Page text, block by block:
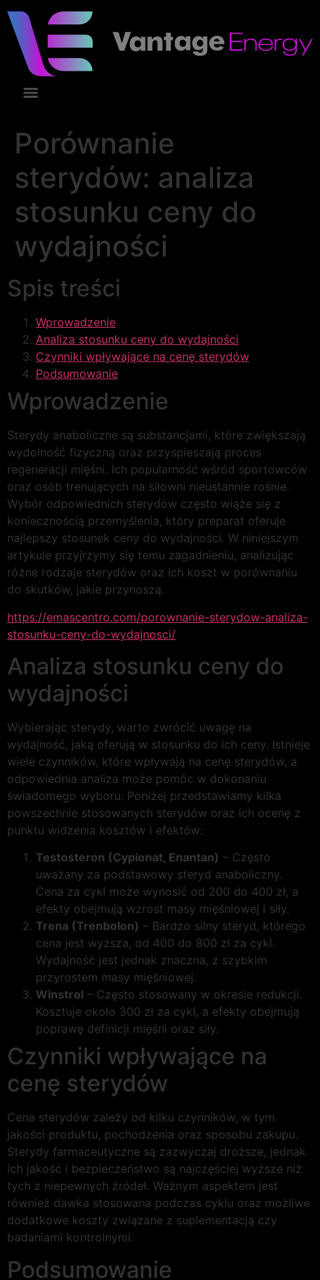
Porównanie
sterydów: analiza
stosunku ceny do
wydajności
Spis treści
Wprowadzenie
Analiza stosunku ceny do wydajności
Czynniki wpływające na cenę sterydów
Podsumowanie
Wprowadzenie
Sterydy anaboliczne są substancjami, które zwiększają
wydolność fizyczną oraz przyspieszają proces
regeneracji mięśni. Ich popularność wśród sportowców
oraz osób trenujących na siłowni nieustannie rośnie.
Wybór odpowiednich sterydów często wiąże się z
koniecznością przemyślenia, który preparat oferuje
najlepszy stosunek ceny do wydajności. W niniejszym
artykule przyjrzymy się temu zagadnieniu, analizując
różne rodzaje sterydów oraz ich koszt w porównaniu
do skutków, jakie przynoszą.
https://emascentro.com/porownanie-sterydow-analiza-
stosunku-ceny-do-wydajnosci/
Analiza stosunku ceny do
wydajności
Wybierając sterydy, warto zwrócić uwagę na
wydajność, jaką oferują w stosunku do ich ceny. Istnieje
wiele czynników, które wpływają na cenę sterydów, a
odpowiednia analiza może pomóc w dokonaniu
świadomego wyboru. Poniżej przedstawiamy kilka
powszechnie stosowanych sterydów oraz ich ocenę z
punktu widzenia kosztów i efektów:
Testosteron (Cypionat, Enantan) – Często
uważany za podstawowy steryd anaboliczny.
Cena za cykl może wynosić od 200 do 400 zł, a
efekty obejmują wzrost masy mięśniowej i siły.
Trena (Trenbolon) – Bardzo silny steryd, którego
cena jest wyższa, od 400 do 800 zł za cykl.
Wydajność jest jednak znaczna, z szybkim
przyrostem masy mięśniowej.
Winstrol – Często stosowany w okresie redukcji.
Kosztuje około 300 zł za cykl, a efekty obejmują
poprawę definicji mięśni oraz siły.
Czynniki wpływające na
cenę sterydów
Cena sterydów zależy od kilku czynników, w tym
jakości produktu, pochodzenia oraz sposobu zakupu.
Sterydy farmaceutyczne są zazwyczaj droższe, jednak
ich jakość i bezpieczeństwo są najczęściej wyższe niż
tych z niepewnych źródeł. Ważnym aspektem jest
również dawka stosowana podczas cyklu oraz możliwe
dodatkowe koszty związane z suplementacją czy
badaniami kontrolnymi.
Podsumowanie